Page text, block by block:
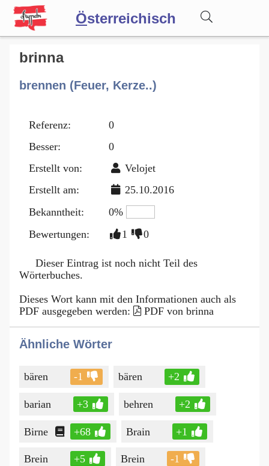
Österreichisch
Wörterbuch
Forum
Blog
brinna
brennen (Feuer, Kerze..)
Referenz:
0
Besser:
0
Erstellt von:
Velojet
Erstellt am:
25.10.2016
Bekanntheit:
0%
Bewertungen:
1 0
Dieser Eintrag ist noch nicht Teil des
Wörterbuches.
Dieses Wort kann mit den Informationen auch als
PDF ausgegeben werden:
PDF von brinna
Ähnliche Wörter
bären -1 bären +2
barian +3 behren +2
Birne +68 Brain +1
Brein +5 Brein -1